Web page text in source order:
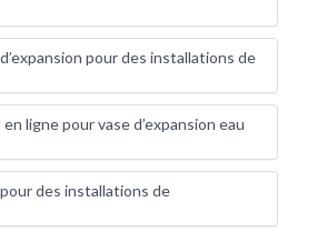
pour des installations de
ligne pour vase d’expansion eau
des installations de